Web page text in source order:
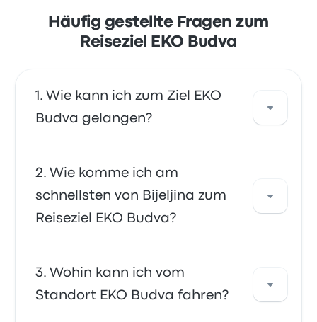
Häufig gestellte Fragen zum
Reiseziel EKO Budva
Wie kann ich zum Ziel EKO
Budva gelangen?
Mit dem Verkehrsmittel bus haben Sie eine
direkte Verbindung zu Ihrem Reiseziel.
Alternativ können Sie auch ein Taxi nehmen
oder einen Mitfahrdienst nutzen.
Wie komme ich am
schnellsten von Bijeljina zum
Reiseziel EKO Budva?
Die schnellste Anreise zum und Abreise vom
Standort EKO Budva ist per bus – damit
erreichen Sie Ihr Ziel auf bequeme Weise. Die
Wohin kann ich vom
Standort EKO Budva fahren?